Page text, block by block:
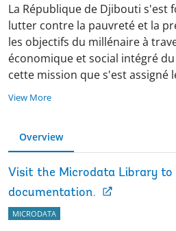
La République de Djibouti s'est
lutter contre la pauvreté et la
les objectifs du millénaire à
économique et social intégré
cette mission que s'est assigné
View More
Overview
Visit the Microdata Library to
documentation.
MICRODATA